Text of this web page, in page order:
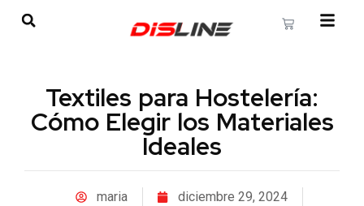
Textiles para Hostelería:
Cómo Elegir los Materiales
Ideales
maria
diciembre 29, 2024